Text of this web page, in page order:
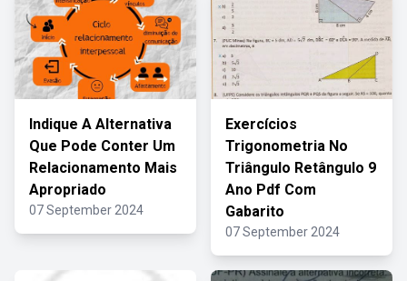
Indique A Alternativa
Que Pode Conter Um
Relacionamento Mais
Apropriado
07 September 2024
Exercícios
Trigonometria No
Triângulo Retângulo 9
Ano Pdf Com
Gabarito
07 September 2024